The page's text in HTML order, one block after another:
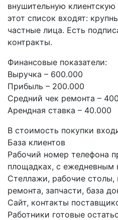
внушительную
этот список входят:
частные лица. Есть
контракты.
Финансовые показатели:
Выручка – 600.000
Прибыль – 200.000
Средний чек ремонта –
Арендная ставка – 40.000
В стоимость покупки
База клиентов
Рабочий номер телефона
площадках, с
Стеллажи, рабочие столы,
ремонта, запчасти, база
Сайт, контакты
Работники готовые